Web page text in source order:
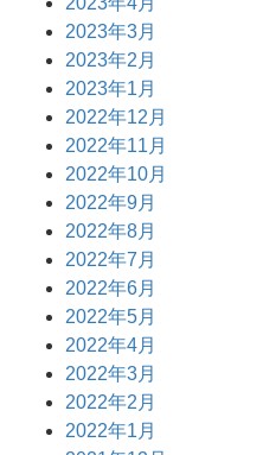
2023年3月
2023年2月
2023年1月
2022年12月
2022年11月
2022年10月
2022年9月
2022年8月
2022年7月
2022年6月
2022年5月
2022年4月
2022年3月
2022年2月
2022年1月